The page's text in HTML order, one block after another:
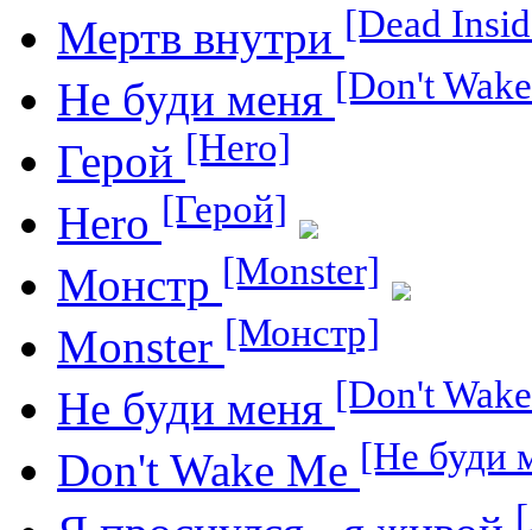
Мертв внутри [Dead
Не буди меня [Don't
Герой [Hero]
Hero [Герой]
Монстр [Monster]
Monster [Монстр]
Не буди меня [Don't
Don't Wake Me [Не буди